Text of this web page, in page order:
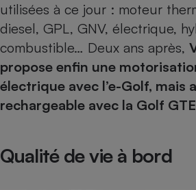
utilisées à ce jour : moteur
diesel, GPL, GNV, électrique,
combustible… Deux ans après,
propose enfin une
électrique avec l’e-Golf, mais
rechargeable avec la Golf
Qualité de vie à bord